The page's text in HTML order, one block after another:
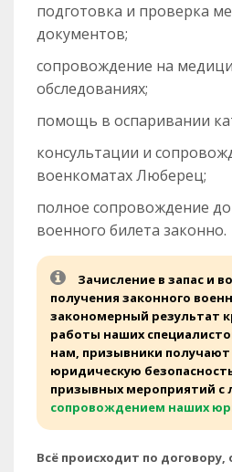
подготовка и проверка
документов;
сопровождение на
обследованиях;
помощь в оспаривании
консультации и
военкоматах Люберец;
полное сопровождение
военного билета законно.
Зачисление в запас и
получения законного
закономерный результат
работы наших
нам, призывники получают
юридическую
призывных мероприятий с
сопровождением наших
Всё происходит по